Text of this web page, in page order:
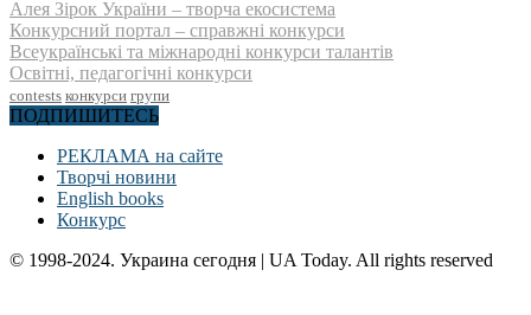
Алея Зірок України – творча екосистема
Конкурсний портал – справжні конкурси
Всеукраїнські та міжнародні конкурси талантів
Освітні, педагогічні конкурси
contests конкурси групи
ПОДПИШИТЕСЬ
РЕКЛАМА на сайте
Творчі новини
English books
Конкурс
© 1998-2024. Украина сегодня | UA Today. All rights reserved